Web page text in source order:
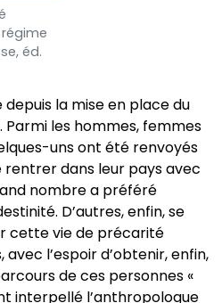
éd.
depuis la mise en place du
Parmi les hommes, femmes
uns ont été renvoyés
dans leur pays avec
nombre a préféré
D’autres, enfin, se
cette vie de précarité
avec l’espoir d’obtenir, enfin,
de ces personnes «
interpellé l’anthropologue